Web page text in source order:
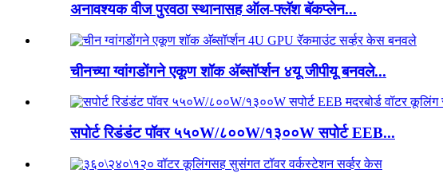
अनावश्यक वीज पुरवठा स्थानासह ऑल-फ्लॅश बॅकप्लेन...
चीनच्या ग्वांगडोंगने एकूण शॉक अ‍ॅब्सॉर्प्शन ४यू जीपीयू बनवले...
सपोर्ट रिडंडंट पॉवर ५५०W/८००W/१३००W सपोर्ट EEB...